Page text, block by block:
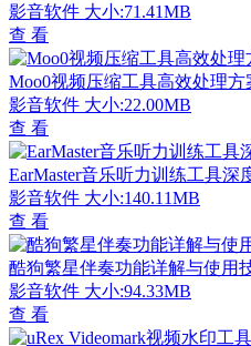
影音软件 大小:71.41MB
查 看
Moo0视频压缩工具高效处理方
影音软件 大小:22.00MB
查 看
EarMaster音乐听力训练工具深
影音软件 大小:140.11MB
查 看
酷狗繁星伴奏功能详解与使用
影音软件 大小:94.33MB
查 看